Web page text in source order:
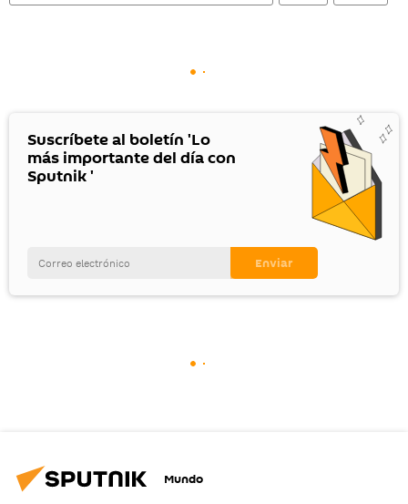
Suscríbete al boletín 'Lo
más importante del día con
Sputnik '
Mundo